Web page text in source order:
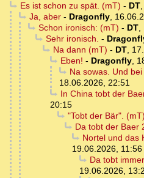
Es ist schon zu spät. (mT) - DT,
Ja, aber- Dragonfly,
Schon ironisch: (mT) - DT,
Sehr ironisch. -
Na dann (mT) - DT,
Eben! - Dragonfly,
Na sowas. Und
18.06.2026, 22:51
In China tobt der
20:15
"Tobt der Bär". (mT)
Da tobt der Baer
Nortel und das
19.06.2026, 11:56
Da tobt
19.06.2026,